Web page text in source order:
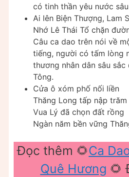
có tinh thần yêu nước
Ai lên Biện Thượng, Lam
Nhớ Lê Thái Tổ chặn
Câu ca dao trên nói về
tiếng, người có tấm lòng
thương nhân dân sâu sắc
Tông.
Cửa ô xóm phố nối liền
Thăng Long tấp nập
Vua Lý đã chọn đất rồng
Ngàn năm bền vững
Đọc thêm 🌻Ca
Quê Hương 🌻